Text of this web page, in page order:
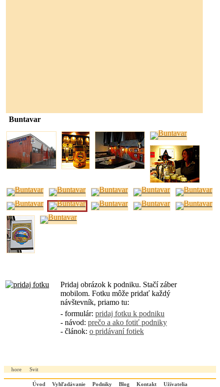
Buntavar
Pridaj obrázok k podniku. Stačí záber
mobilom. Fotku môže pridať každý
návštevník, priamo tu:
- formulár: pridaj fotku k podniku
- návod: prečo a ako fotiť podniky
- článok: o pridávaní fotiek
hore Svit
Úvod Vyhľadávanie Podniky Blog Kontakt Užívatelia